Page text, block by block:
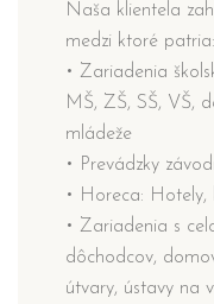
Naša klientela
medzi ktoré patria:
• Zariadenia
MŠ, ZŠ, SŠ, VŠ,
mládeže
• Prevádzky
• Horeca: Hotely,
• Zariadenia s
dôchodcov,
útvary, ústavy na